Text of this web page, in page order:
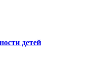
детей